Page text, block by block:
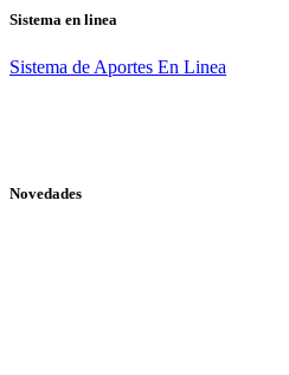
Sistema en linea
Sistema de Aportes En Linea
Novedades